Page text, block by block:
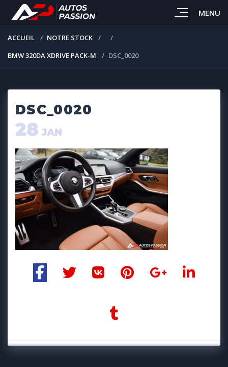
MENU
ACCUEIL
NOTRE STOCK
BMW 320DA XDRIVE PACK-M
DSC_0020
DSC_0020
28 JAN